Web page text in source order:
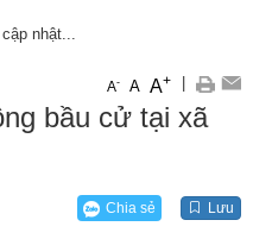
nhật...
A- A A+
bầu cử tại xã
Chia sẻ Lưu